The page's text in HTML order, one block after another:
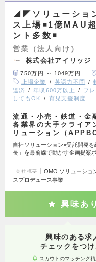
◢◤ソリューショ
ス上場◾️1億MAU
ント多数◾️
営業（法人向け）
株式会社アイリッジ
750万円 ～ 1049万円
上場企業
英語力不問
達済
年収600万以上 フ
してもOK
育児支援制度
流通・小売・鉄道・金
各業界の大手クライア
リューション（
自社ソリューション×受託開発
長」を最前線で動かす企画提案
会社概要
OMO ソリューショ
スプロデュース事業
興味あり
興味のある求
チェックをつ
スカウトのマッチング